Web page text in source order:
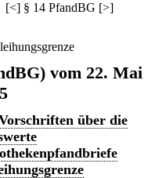
[<] § 14 PfandBG [>]
vom 22. Mai
über die